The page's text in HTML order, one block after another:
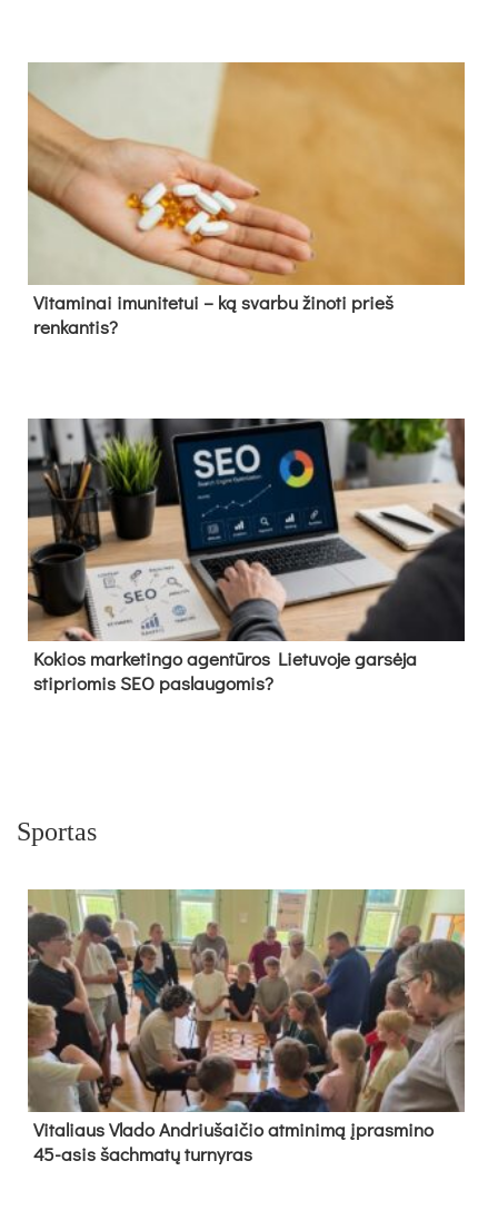
Vitaminai imunitetui – ką svarbu žinoti prieš
renkantis?
Kokios marketingo agentūros Lietuvoje garsėja
stipriomis SEO paslaugomis?
Sportas
Vi­ta­liaus Vla­do And­riu­šai­čio at­mi­ni­mą įpras­mi­no
45-asis šach­ma­tų tur­ny­ras